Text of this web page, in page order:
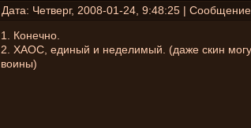
Дата: Четверг, 2008-01-24, 9:48:25 |
1. Конечно.
2. ХАОС, единый и неделимый. (даже скин
воины)